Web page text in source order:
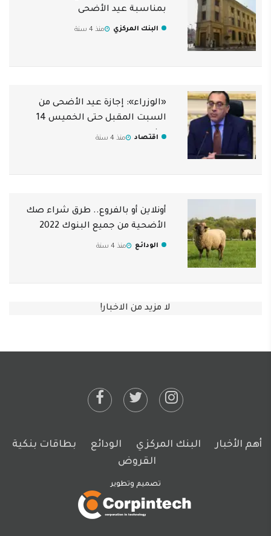
بمناسبة عيد الأضحى
البنك المركزي منذ 4 سنة
«الوزراء»: إجازة عيد الأضحى من
السبت المقبل حتى الخميس 14
يوليو
اقتصاد منذ 4 سنة
أونلاين أو بالفروع.. طرق شراء صك
الأضحية من جميع البنوك 2022
الودائع منذ 4 سنة
لا مزيد من الاخبار!
أهم الأخبار البنك المركزي الودائع
بطاقات بنكية
القروض
تصميم وتطوير